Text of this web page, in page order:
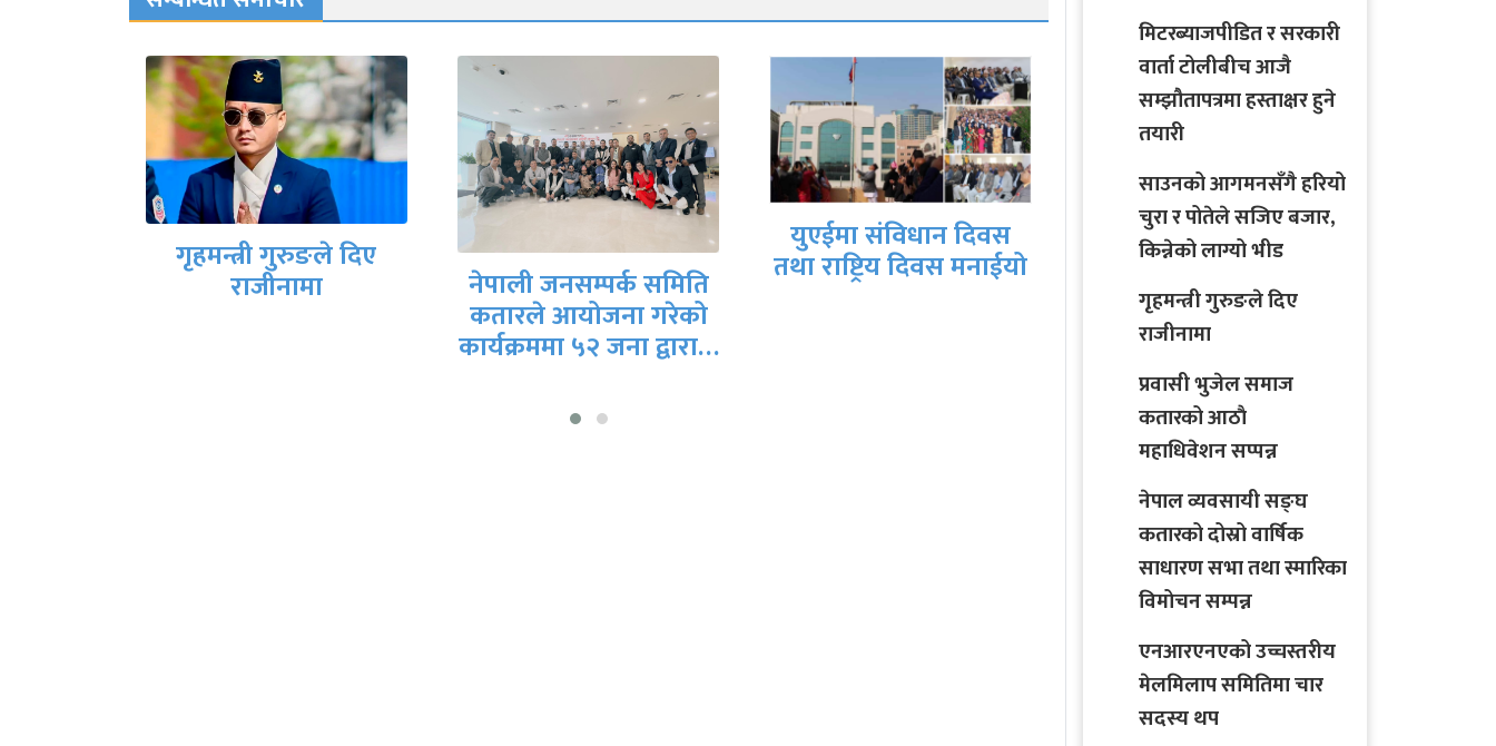
गृहमन्त्री गुरुङले दिए
राजीनामा नेपाली जनसम्पर्क समिति
कतारले आयोजना गरेको
कार्यक्रममा ५२ जना द्वारा…
युएईमा संविधान दिवस
तथा राष्ट्रिय दिवस मनाईयो
कर्णालीका मुख्यमन्त्री
यामलाल कँडेलद्वारा
राजीनामा, नेकपाको
नेतृत्वमा नयाँ सरकार बन्ने
मिटरब्याजपीडित र सरकारी
वार्ता टोलीबीच आजै
सम्झौतापत्रमा हस्ताक्षर हुने
तयारी
साउनको आगमनसँगै हरियो
चुरा र पोतेले सजिए बजार,
किन्नेको लाग्यो भीड
गृहमन्त्री गुरुङले दिए
राजीनामा
प्रवासी भुजेल समाज
कतारको आठाै
महाधिवेशन सप्पन्न
नेपाल व्यवसायी सङ्घ
कतारको दोस्रो वार्षिक
साधारण सभा तथा स्मारिका
विमोचन सम्पन्न
एनआरएनएको उच्चस्तरीय
मेलमिलाप समितिमा चार
सदस्य थप